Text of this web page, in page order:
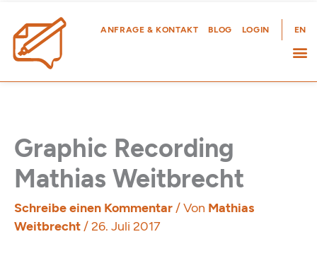
Inhalt
springen
ANFRAGE & KONTAKT BLOG LOGIN EN
Graphic Recording
Mathias Weitbrecht
Schreibe einen Kommentar/ Von Mathias
Weitbrecht/26. Juli 2017